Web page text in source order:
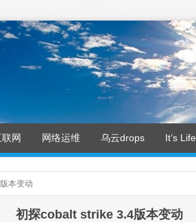
网 网络运维 乌云drops It’s Life
本变动
初探cobalt strike 3.4版本变动